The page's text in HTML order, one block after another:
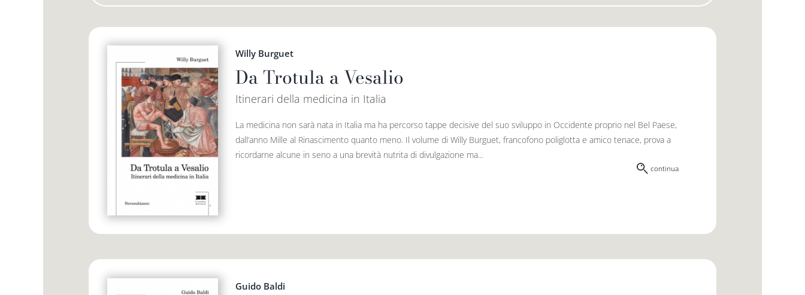
Willy Burguet
Da Trotula a Vesalio
Itinerari della medicina in Italia
La medicina non sarà nata in Italia ma ha percorso tappe decisive del suo sviluppo in Occidente proprio nel Bel Paese,
dall’anno Mille al Rinascimento quanto meno. Il volume di Willy Burguet, francofono poliglotta e amico tenace, prova a
ricordarne alcune in seno a una brevità nutrita di divulgazione ma...
continua
Guido Baldi